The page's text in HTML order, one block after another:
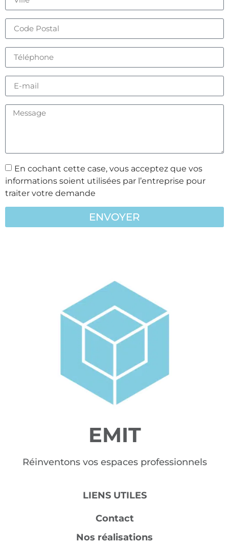
En cochant cette case, vous acceptez que vos
informations soient utilisées par l’entreprise pour
traiter votre demande
ENVOYER
EMIT
Réinventons vos espaces professionnels
LIENS UTILES
Contact
Nos réalisations